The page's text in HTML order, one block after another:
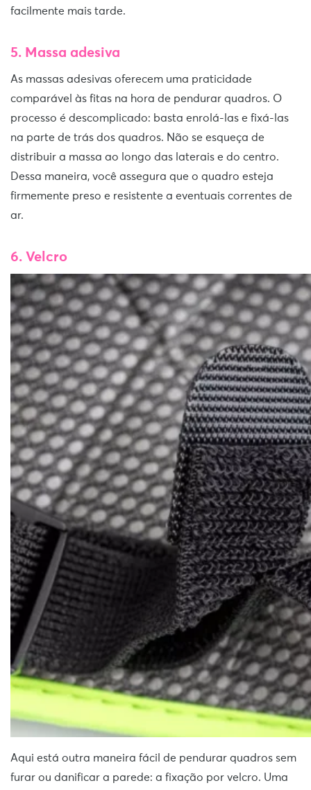
facilmente mais tarde.
5. Massa adesiva
As massas adesivas oferecem uma praticidade
comparável às fitas na hora de pendurar quadros. O
processo é descomplicado: basta enrolá-las e fixá-las
na parte de trás dos quadros. Não se esqueça de
distribuir a massa ao longo das laterais e do centro.
Dessa maneira, você assegura que o quadro esteja
firmemente preso e resistente a eventuais correntes de
ar.
6. Velcro
Aqui está outra maneira fácil de pendurar quadros sem
furar ou danificar a parede: a fixação por velcro. Uma